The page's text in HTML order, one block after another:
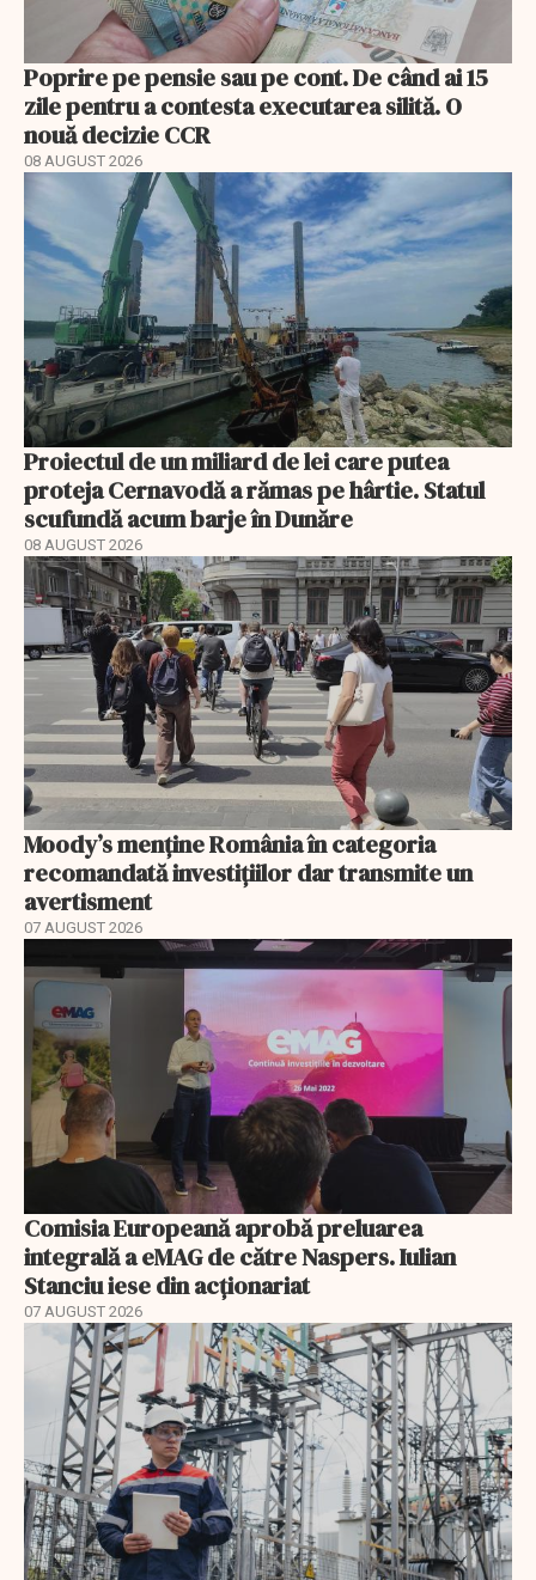
Poprire pe pensie sau pe cont. De când ai 15
zile pentru a contesta executarea silită. O
nouă decizie CCR
08 AUGUST 2026
Proiectul de un miliard de lei care putea
proteja Cernavodă a rămas pe hârtie. Statul
scufundă acum barje în Dunăre
08 AUGUST 2026
Moody’s menține România în categoria
recomandată investițiilor dar transmite un
avertisment
07 AUGUST 2026
Comisia Europeană aprobă preluarea
integrală a eMAG de către Naspers. Iulian
Stanciu iese din acționariat
07 AUGUST 2026